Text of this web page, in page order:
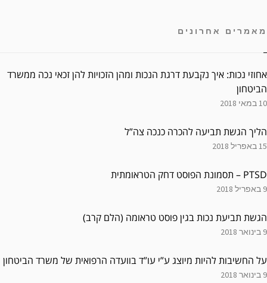
מאמרים אחרונים
אחוזי נכות: איך נקבעת דרגת הנכות ומהן הזכויות להן זכאי נכה ממשרד
הביטחון
10 במאי 2018
הליך הגשת תביעה להכרה כנכה צה”ל
15 באפריל 2018
PTSD – תסמונת הפוסט דחק הטראומתית
9 באפריל 2018
הגשת תביעת נכות בגין פוסט טראומה (הלם קרב)
9 בינואר 2018
על החשיבות להיות מיוצג ע”י עו”ד בוועדה הרפואית של משרד הביטחון
9 בינואר 2018